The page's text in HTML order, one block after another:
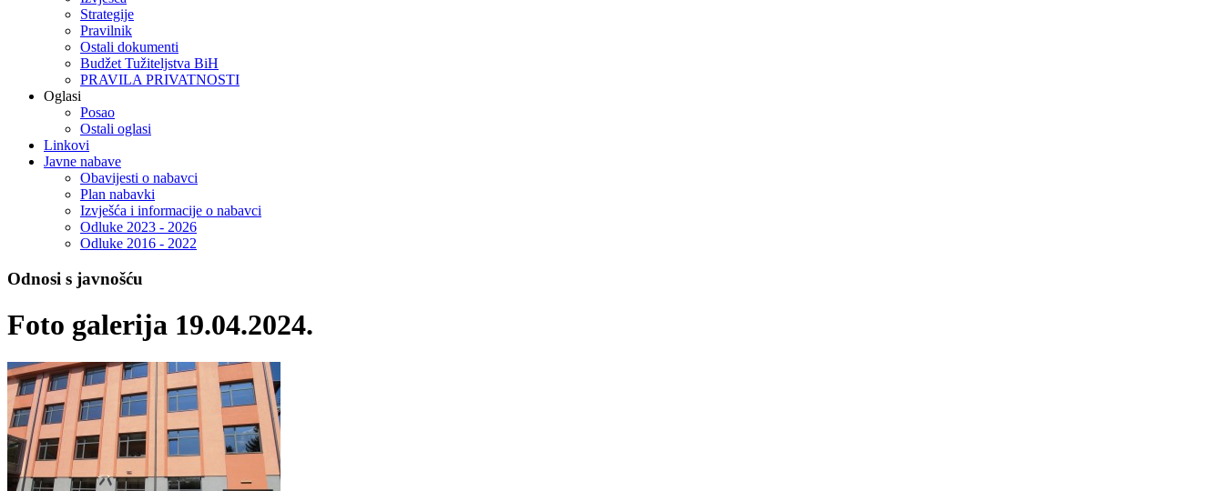
Strategije
Pravilnik
Ostali dokumenti
Budžet Tužiteljstva BiH
PRAVILA PRIVATNOSTI
Oglasi
Posao
Ostali oglasi
Linkovi
Javne nabave
Obavijesti o nabavci
Plan nabavki
Izvješća i informacije o nabavci
Odluke 2023 - 2026
Odluke 2016 - 2022
Odnosi s javnošću
Foto galerija 19.04.2024.